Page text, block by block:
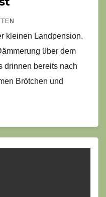
kleinen Landpension.
über dem
drinnen bereits nach
Brötchen und